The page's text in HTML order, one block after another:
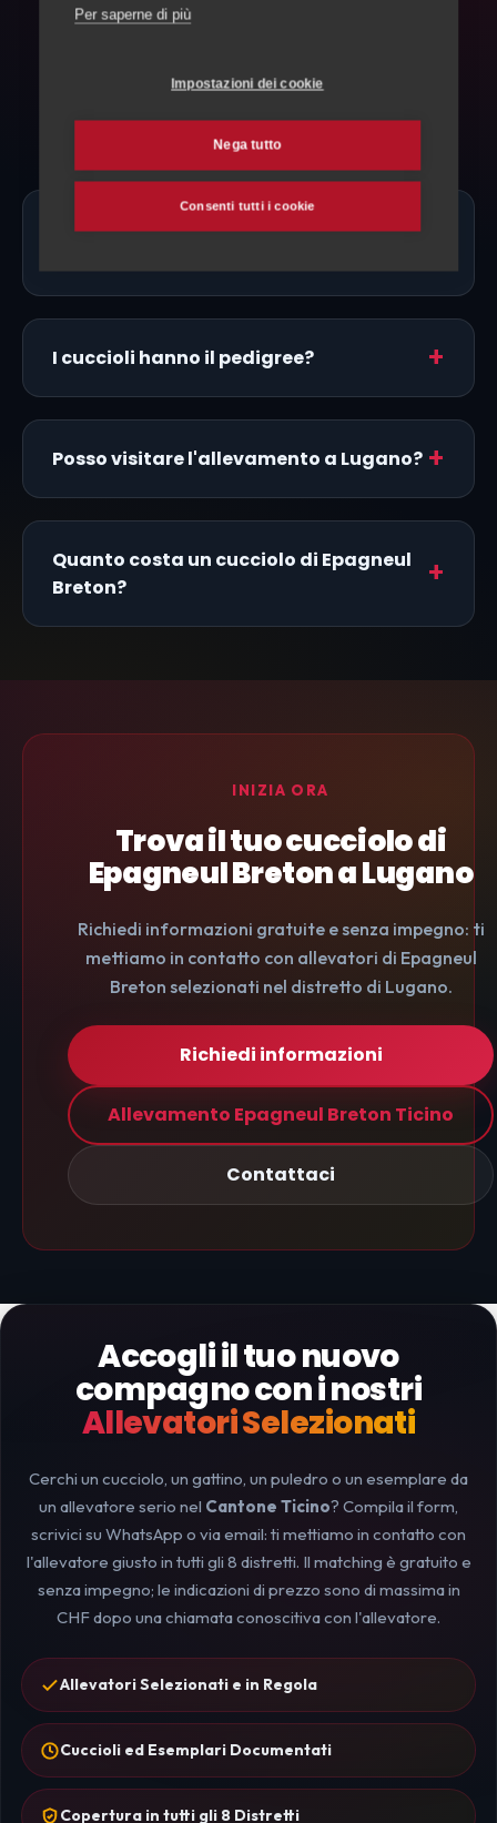
Domande frequenti
Ci sono allevatori di Epagneul Breton
I cuccioli hanno il pedigree?
Posso visitare l'allevamento a Lugano?
Quanto costa un cucciolo di Epagneul
Breton?
INIZIA ORA
Trova il tuo cucciolo di
Epagneul Breton a Lugano
Richiedi informazioni gratuite e senza impegno: ti
mettiamo in contatto con allevatori di Epagneul
Breton selezionati nel distretto di Lugano.
Richiedi informazioni
Allevamento Epagneul Breton Ticino
Contattaci
Accogli il tuo nuovo
compagno con i nostri
Allevatori Selezionati
Cerchi un cucciolo, un gattino, un puledro o un esemplare da
un allevatore serio nel Cantone Ticino? Compila il form,
scrivici su WhatsApp o via email: ti mettiamo in contatto con
l'allevatore giusto in tutti gli 8 distretti. Il matching è gratuito e
senza impegno; le indicazioni di prezzo sono di massima in
CHF dopo una chiamata conoscitiva con l'allevatore.
Allevatori Selezionati e in Regola
Cuccioli ed Esemplari Documentati
Copertura in tutti gli 8 Distretti
Per saperne di più
Impostazioni dei cookie
Nega tutto
Consenti tutti i cookie